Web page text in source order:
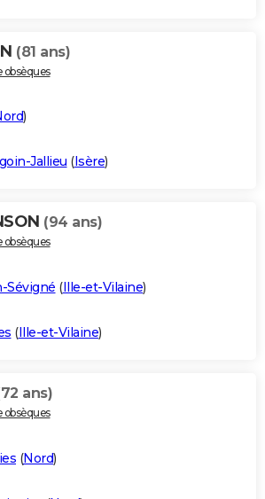
(81 ans)
)
Jallieu (Isère)
(94 ans)
Sévigné (Ille-et-Vilaine)
(Ille-et-Vilaine)
ans)
(Nord)